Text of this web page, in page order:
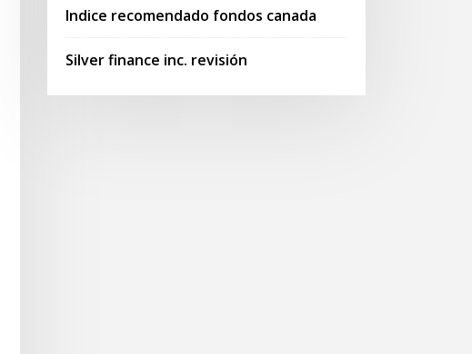
Indice recomendado fondos canada
Silver finance inc. revisión